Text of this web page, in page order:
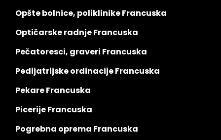
Opšte bolnice, poliklinike Francuska
Optičarske radnje Francuska
Pečatoresci, graveri Francuska
Pedijatrijske ordinacije Francuska
Pekare Francuska
Picerije Francuska
Pogrebna oprema Francuska